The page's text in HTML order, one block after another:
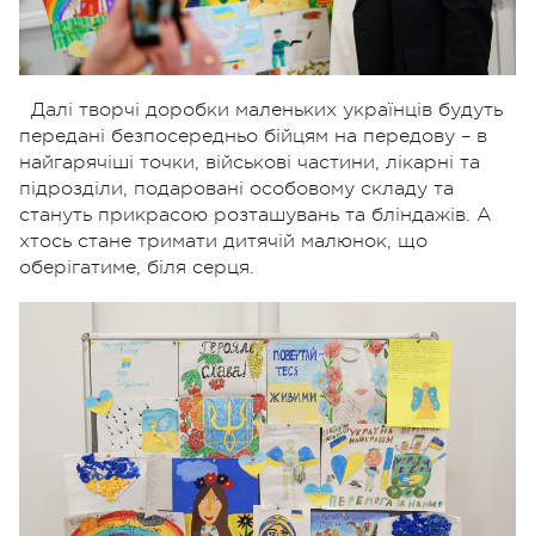
Далі творчі доробки маленьких українців будуть
передані безпосередньо бійцям на передову – в
найгарячіші точки, військові частини, лікарні та
підрозділи, подаровані особовому складу та
стануть прикрасою розташувань та бліндажів. А
хтось стане тримати дитячій малюнок, що
оберігатиме, біля серця.